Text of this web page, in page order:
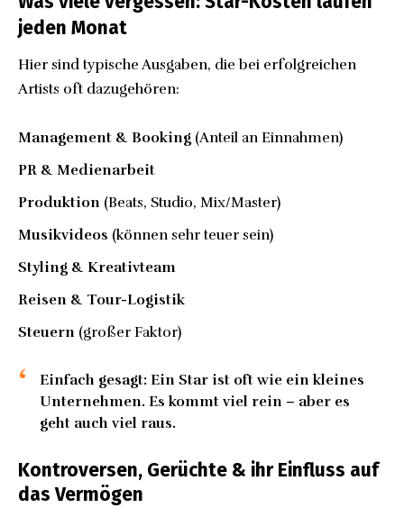
jeden Monat
Hier sind typische Ausgaben, die bei erfolgreichen
Artists oft dazugehören:
Management & Booking (Anteil an Einnahmen)
PR & Medienarbeit
Produktion (Beats, Studio, Mix/Master)
Musikvideos (können sehr teuer sein)
Styling & Kreativteam
Reisen & Tour-Logistik
Steuern (großer Faktor)
Einfach gesagt: Ein Star ist oft wie ein kleines
Unternehmen. Es kommt viel rein – aber es
geht auch viel raus.
Kontroversen, Gerüchte & ihr Einfluss auf
das Vermögen